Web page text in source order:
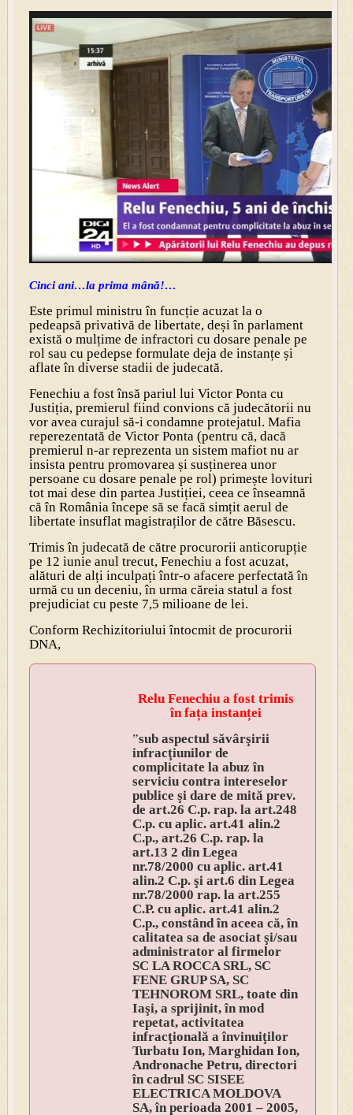
Cinci ani…la prima mână!…
Este primul ministru în funcție acuzat la o
pedeapsă privativă de libertate, deși în parlament
există o mulțime de infractori cu dosare penale pe
rol sau cu pedepse formulate deja de instanțe și
aflate în diverse stadii de judecată.
Fenechiu a fost însă pariul lui Victor Ponta cu
Justiția, premierul fiind convions că judecătorii nu
vor avea curajul să-i condamne protejatul. Mafia
reperezentată de Victor Ponta (pentru că, dacă
premierul n-ar reprezenta un sistem mafiot nu ar
insista pentru promovarea și susținerea unor
persoane cu dosare penale pe rol) primește lovituri
tot mai dese din partea Justiției, ceea ce înseamnă
că în România începe să se facă simțit aerul de
libertate insuflat magistraților de către Băsescu.
Trimis în judecată de către procurorii anticorupție
pe 12 iunie anul trecut, Fenechiu a fost acuzat,
alături de alți inculpați într-o afacere perfectată în
urmă cu un deceniu, în urma căreia statul a fost
prejudiciat cu peste 7,5 milioane de lei.
Conform Rechizitoriului întocmit de procurorii
DNA,
Relu Fenechiu a fost trimis
în fața instanței
”sub aspectul săvârşirii
infracţiunilor de
complicitate la abuz în
serviciu contra intereselor
publice şi dare de mită prev.
de art.26 C.p. rap. la art.248
C.p. cu aplic. art.41 alin.2
C.p., art.26 C.p. rap. la
art.13 2 din Legea
nr.78/2000 cu aplic. art.41
alin.2 C.p. şi art.6 din Legea
nr.78/2000 rap. la art.255
C.P. cu aplic. art.41 alin.2
C.p., constând în aceea că, în
calitatea sa de asociat şi/sau
administrator al firmelor
SC LA ROCCA SRL, SC
FENE GRUP SA, SC
TEHNOROM SRL, toate din
Iaşi, a sprijinit, în mod
repetat, activitatea
infracţională a învinuiţilor
Turbatu Ion, Marghidan Ion,
Andronache Petru, directori
în cadrul SC SISEE
ELECTRICA MOLDOVA
SA, în perioada 2001 – 2005,